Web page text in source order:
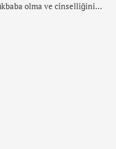
olma ve cinselliğini
ve askeri kökenli bir